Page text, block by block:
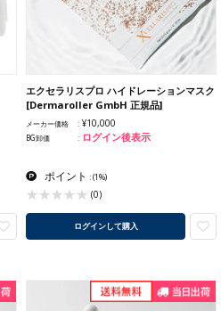
エクセラリスプロ ハイドレーションマスク
[Dermaroller GmbH 正規品]
メーカー価格 ¥10,000
BG卸価 ログイン後表示
ポイント :(1%)
(0)
ログインして購入